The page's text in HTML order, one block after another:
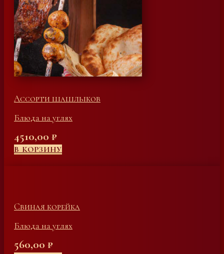
Ассорти шашлыков
Блюда на углях
4510,00 ₽
В КОРЗИНУ
Свиная корейка
Блюда на углях
560,00 ₽